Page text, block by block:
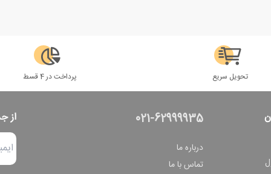
تحویل سریع پرداخت در 4 قسط
021-62999935
درباره ما
تماس با ما
از